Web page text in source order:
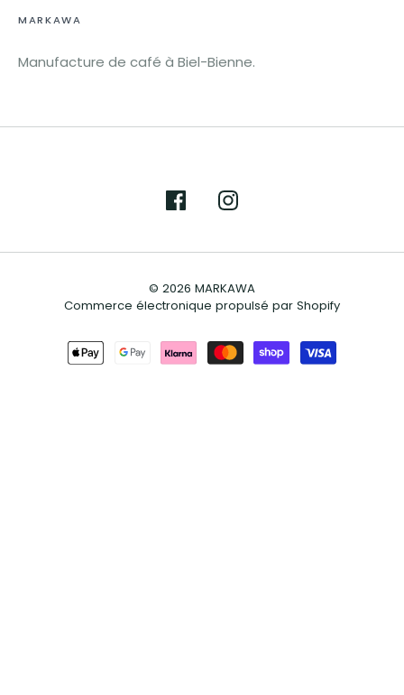
MARKAWA
Manufacture de café à Biel-Bienne.
© 2026 MARKAWA
Commerce électronique propulsé par Shopify